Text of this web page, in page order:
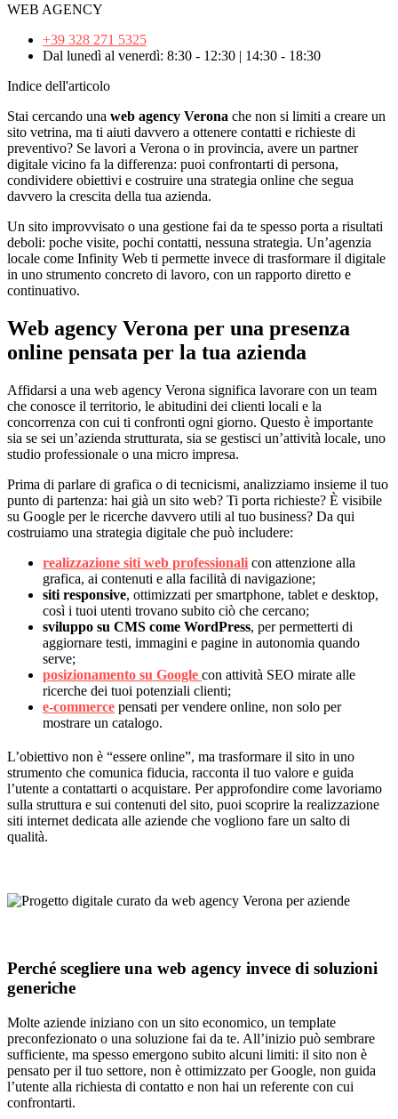
WEB AGENCY
+39 328 271 5325
Dal lunedì al venerdì: 8:30 - 12:30 | 14:30 - 18:30
Indice dell'articolo
Stai cercando una web agency Verona che non si limiti a creare un
sito vetrina, ma ti aiuti davvero a ottenere contatti e richieste di
preventivo? Se lavori a Verona o in provincia, avere un partner
digitale vicino fa la differenza: puoi confrontarti di persona,
condividere obiettivi e costruire una strategia online che segua
davvero la crescita della tua azienda.
Un sito improvvisato o una gestione fai da te spesso porta a risultati
deboli: poche visite, pochi contatti, nessuna strategia. Un’agenzia
locale come Infinity Web ti permette invece di trasformare il digitale
in uno strumento concreto di lavoro, con un rapporto diretto e
continuativo.
Web agency Verona per una presenza
online pensata per la tua azienda
Affidarsi a una web agency Verona significa lavorare con un team
che conosce il territorio, le abitudini dei clienti locali e la
concorrenza con cui ti confronti ogni giorno. Questo è importante
sia se sei un’azienda strutturata, sia se gestisci un’attività locale, uno
studio professionale o una micro impresa.
Prima di parlare di grafica o di tecnicismi, analizziamo insieme il tuo
punto di partenza: hai già un sito web? Ti porta richieste? È visibile
su Google per le ricerche davvero utili al tuo business? Da qui
costruiamo una strategia digitale che può includere:
realizzazione siti web professionali con attenzione alla
grafica, ai contenuti e alla facilità di navigazione;
siti responsive, ottimizzati per smartphone, tablet e desktop,
così i tuoi utenti trovano subito ciò che cercano;
sviluppo su CMS come WordPress, per permetterti di
aggiornare testi, immagini e pagine in autonomia quando
serve;
posizionamento su Google con attività SEO mirate alle
ricerche dei tuoi potenziali clienti;
e-commerce pensati per vendere online, non solo per
mostrare un catalogo.
L’obiettivo non è “essere online”, ma trasformare il sito in uno
strumento che comunica fiducia, racconta il tuo valore e guida
l’utente a contattarti o acquistare. Per approfondire come lavoriamo
sulla struttura e sui contenuti del sito, puoi scoprire la realizzazione
siti internet dedicata alle aziende che vogliono fare un salto di
qualità.
Perché scegliere una web agency invece di soluzioni
generiche
Molte aziende iniziano con un sito economico, un template
preconfezionato o una soluzione fai da te. All’inizio può sembrare
sufficiente, ma spesso emergono subito alcuni limiti: il sito non è
pensato per il tuo settore, non è ottimizzato per Google, non guida
l’utente alla richiesta di contatto e non hai un referente con cui
confrontarti.